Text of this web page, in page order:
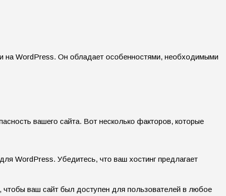
на WordPress. Он обладает особенностями, необходимыми
вашего сайта. Вот несколько факторов, которые
WordPress. Убедитесь, что ваш хостинг предлагает
чтобы ваш сайт был доступен для пользователей в любое